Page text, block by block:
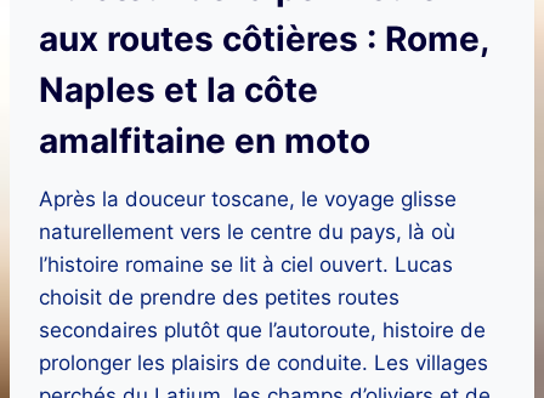
aux routes côtières : Rome,
Naples et la côte
amalfitaine en moto
Après la douceur toscane, le voyage glisse
naturellement vers le centre du pays, là où
l’histoire romaine se lit à ciel ouvert. Lucas
choisit de prendre des petites routes
secondaires plutôt que l’autoroute, histoire de
prolonger les plaisirs de conduite. Les villages